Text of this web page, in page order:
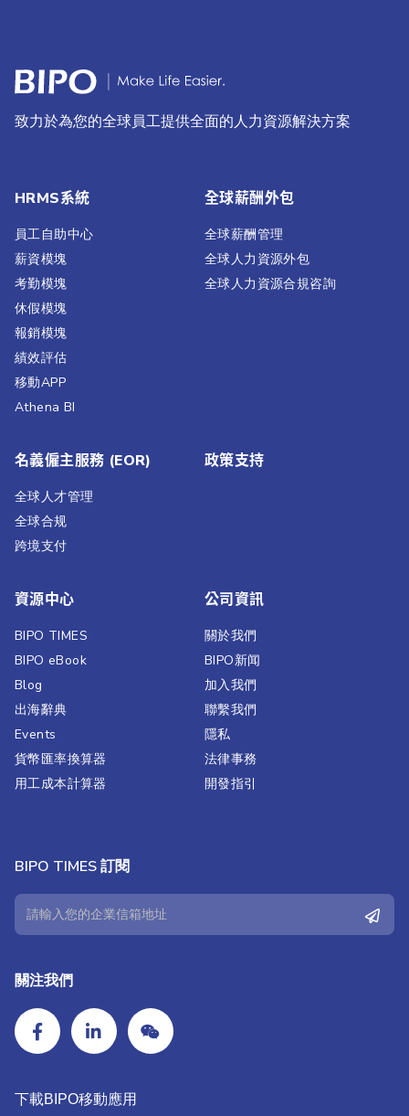
致力於為您的全球員工提供全面的人力資源解決方案
HRMS系統
員工自助中心
薪資模塊
考勤模塊
休假模塊
報銷模塊
績效評估​
移動APP
Athena BI
全球薪酬外包
全球薪酬管理
全球人力資源外包
全球人力資源合規咨詢
名義僱主服務 (EOR)
全球人才管理
全球合规
跨境支付
政策支持
資源中心
BIPO TIMES
BIPO eBook
Blog
出海辭典
Events
貨幣匯率換算器
用工成本計算器
公司資訊
關於我們
BIPO新闻​
加入我們
聯繫我們​
隱私
法律事務
開發指引
BIPO TIMES 訂閱
關注我們
下載BIPO移動應用